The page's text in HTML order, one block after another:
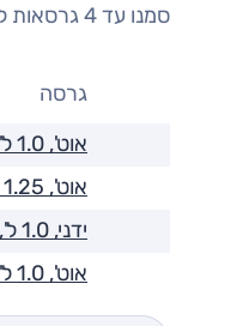
סמנו עד 4 גרסאות להשוואה
גרסה
אוט', 1.0 ל', Insight
אוט', 1.25 ל', Supreme
ידני, 1.0 ל', Insight
אוט', 1.0 ל', Premium